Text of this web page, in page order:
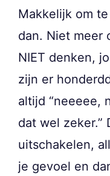
Makkelijk om
dan. Niet meer
NIET denken,
zijn er
altijd “neeeee,
dat wel zeker.”
uitschakelen,
je gevoel en